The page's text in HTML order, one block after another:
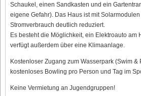
Schaukel, einen Sandkasten und ein
eigene Gefahr). Das Haus ist mit
Stromverbrauch deutlich reduziert.
Es besteht die Möglichkeit, ein Elektroauto am
verfügt außerdem über eine Klimaanlage.
Kostenloser Zugang zum Wasserpark (Swim &
kostenloses Bowling pro Person und Tag im
Keine Vermietung an Jugendgruppen!